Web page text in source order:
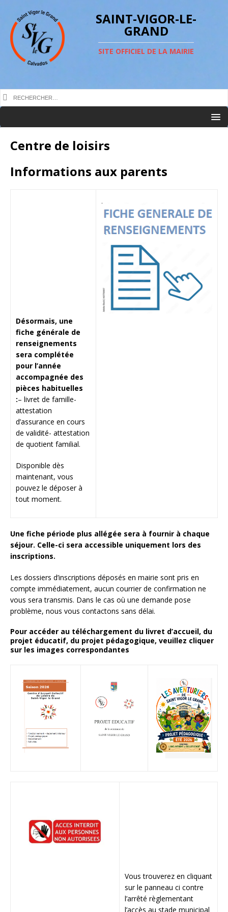
SAINT-VIGOR-LE-
GRAND
SITE OFFICIEL DE LA MAIRIE
Centre de loisirs
Informations aux parents
Désormais, une
fiche générale de
renseignements
sera complétée
pour l’année
accompagnée des
pièces habituelles
:– livret de famille-
attestation
d’assurance en cours
de validité- attestation
de quotient familial.
Disponible dès
maintenant, vous
pouvez le déposer à
tout moment.
Une fiche période plus allégée sera à fournir à chaque
séjour. Celle-ci sera accessible uniquement lors des
inscriptions.
Les dossiers d’inscriptions déposés en mairie sont pris en
compte immédiatement, aucun courrier de confirmation ne
vous sera transmis. Dans le cas où une demande pose
problème, nous vous contactons sans délai.
Pour accéder au téléchargement du livret d’accueil, du
projet éducatif, du projet pédagogique, veuillez cliquer
sur les images correspondantes
Vous trouverez en cliquant
sur le panneau ci contre
l’arrêté règlementant
l’accès au stade municipal